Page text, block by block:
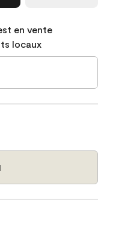
en vente
locaux